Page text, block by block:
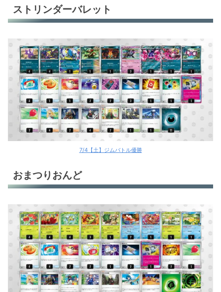
ストリンダーバレット
7/4【土】ジムバトル優勝
おまつりおんど